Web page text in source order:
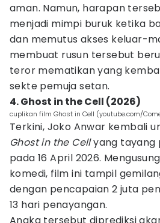
aman. Namun, harapan
menjadi mimpi buruk ketika
dan memutus akses keluar-
membuat rusun tersebut
teror mematikan yang
sekte pemuja setan.
4. Ghost in the Cell (2026)
cuplikan film Ghost in Cell (youtube.com/
Terkini, Joko Anwar kembali
Ghost in the Cellyang tayang
pada 16 April 2026.
komedi, film ini tampil
dengan pencapaian 2 juta
13 hari penayangan.